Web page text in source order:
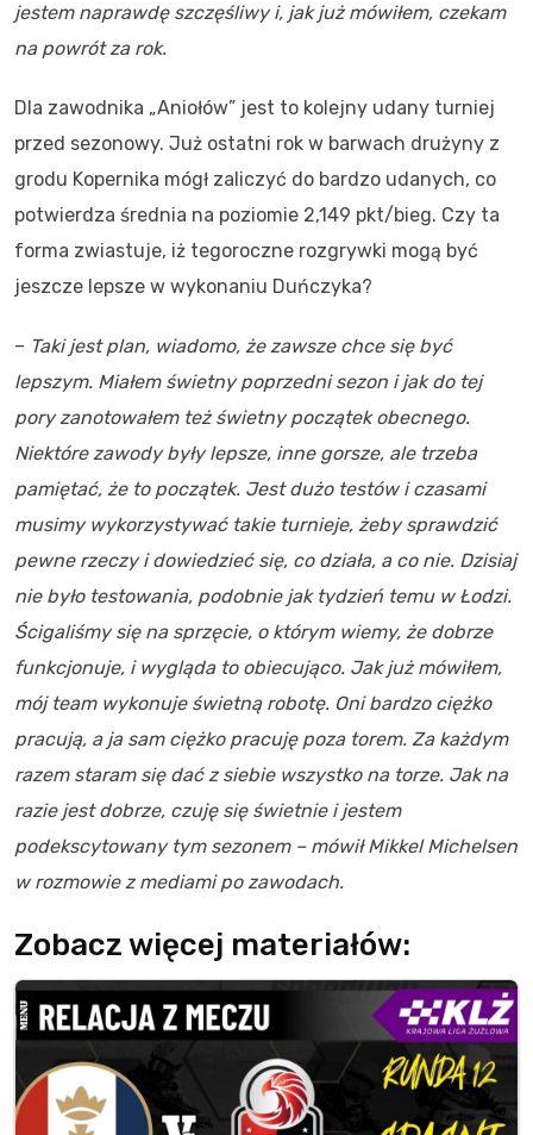
jestem naprawdę szczęśliwy i, jak już mówiłem, czekam
na powrót za rok.
Dla zawodnika „Aniołów” jest to kolejny udany turniej
przed sezonowy. Już ostatni rok w barwach drużyny z
grodu Kopernika mógł zaliczyć do bardzo udanych, co
potwierdza średnia na poziomie 2,149 pkt/bieg. Czy ta
forma zwiastuje, iż tegoroczne rozgrywki mogą być
jeszcze lepsze w wykonaniu Duńczyka?
– Taki jest plan, wiadomo, że zawsze chce się być
lepszym. Miałem świetny poprzedni sezon i jak do tej
pory zanotowałem też świetny początek obecnego.
Niektóre zawody były lepsze, inne gorsze, ale trzeba
pamiętać, że to początek. Jest dużo testów i czasami
musimy wykorzystywać takie turnieje, żeby sprawdzić
pewne rzeczy i dowiedzieć się, co działa, a co nie. Dzisiaj
nie było testowania, podobnie jak tydzień temu w Łodzi.
Ścigaliśmy się na sprzęcie, o którym wiemy, że dobrze
funkcjonuje, i wygląda to obiecująco. Jak już mówiłem,
mój team wykonuje świetną robotę. Oni bardzo ciężko
pracują, a ja sam ciężko pracuję poza torem. Za każdym
razem staram się dać z siebie wszystko na torze. Jak na
razie jest dobrze, czuję się świetnie i jestem
podekscytowany tym sezonem – mówił Mikkel Michelsen
w rozmowie z mediami po zawodach.
Zobacz więcej materiałów: